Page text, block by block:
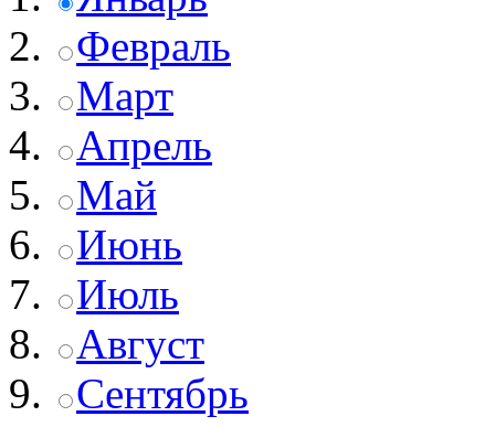
Февраль
Март
Апрель
Май
Июнь
Июль
Август
Сентябрь